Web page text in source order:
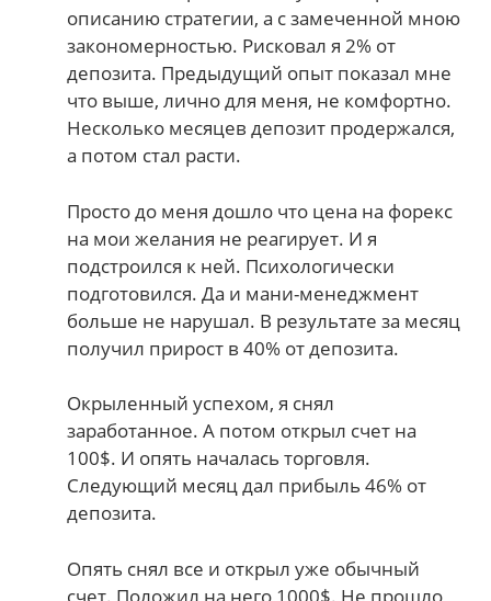
описанию стратегии, а с замеченной мною
закономерностью. Рисковал я 2% от
депозита. Предыдущий опыт показал мне
что выше, лично для меня, не комфортно.
Несколько месяцев депозит продержался,
а потом стал расти.
Просто до меня дошло что цена на форекс
на мои желания не реагирует. И я
подстроился к ней. Психологически
подготовился. Да и мани-менеджмент
больше не нарушал. В результате за месяц
получил прирост в 40% от депозита.
Окрыленный успехом, я снял
заработанное. А потом открыл счет на
100$. И опять началась торговля.
Следующий месяц дал прибыль 46% от
депозита.
Опять снял все и открыл уже обычный
счет. Положил на него 1000$. Не прошло